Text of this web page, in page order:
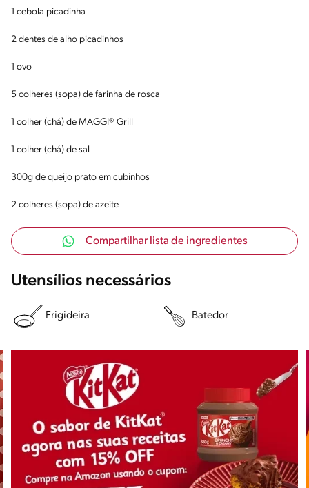
1 cebola picadinha
2 dentes de alho picadinhos
1 ovo
5 colheres (sopa) de farinha de rosca
1 colher (chá) de MAGGI® Grill
1 colher (chá) de sal
300g de queijo prato em cubinhos
2 colheres (sopa) de azeite
Compartilhar lista de ingredientes
Utensílios necessários
Frigideira Batedor